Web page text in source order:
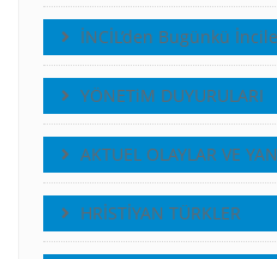
İNCİL’den Bugünkü
YÖNETiM DUYURULARI
AKTUEL OLAYLAR VE
HRİSTİYAN TÜRKLER